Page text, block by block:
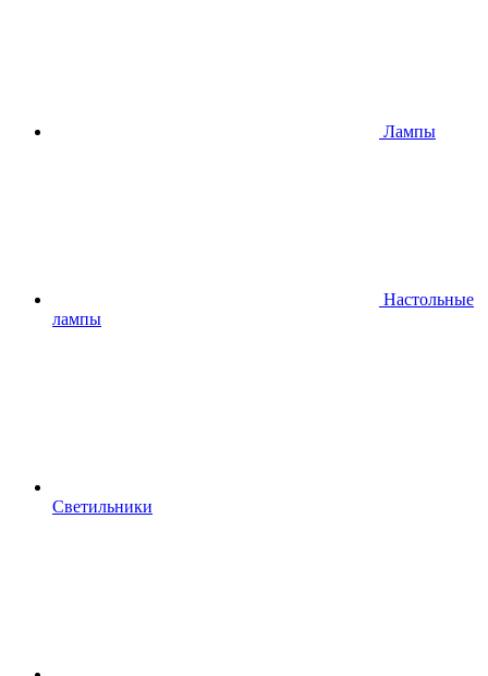
Лампы
Настольные
лампы
Светильники